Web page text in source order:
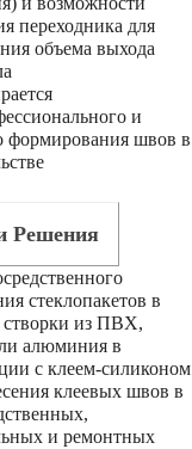
переходника для
объема выхода
и
формирования швов в
Решения
стеклопакетов в
створки из ПВХ,
алюминия в
с клеем-силиконом
клеевых швов в
и ремонтных